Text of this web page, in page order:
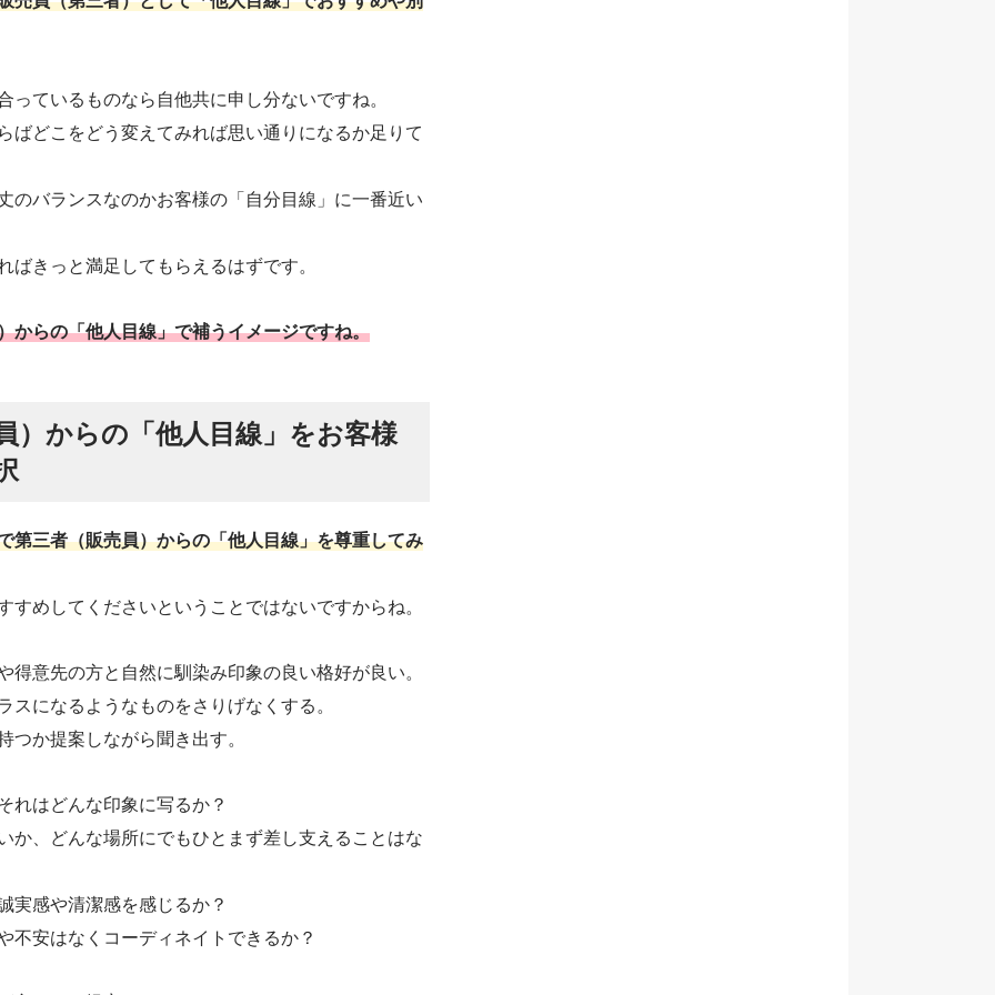
ているものなら自他共に申し分ないですね。
ばどこをどう変えてみれば思い通りになるか足りて
のバランスなのかお客様の「自分目線」に一番近い
きっと満足してもらえるはずです。
からの「他人目線」で補うイメージですね。
）からの「他人目線」をお客様
第三者（販売員）からの「他人目線」を尊重してみ
めしてくださいということではないですからね。
意先の方と自然に馴染み印象の良い格好が良い。
になるようなものをさりげなくする。
か提案しながら聞き出す。
れはどんな印象に写るか？
か、どんな場所にでもひとまず差し支えることはな
実感や清潔感を感じるか？
不安はなくコーディネイトできるか？